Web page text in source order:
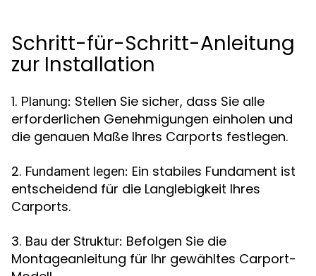
Schritt-für-Schritt-Anleitung
zur Installation
1. Planung: Stellen Sie sicher, dass Sie alle
erforderlichen Genehmigungen einholen und
die genauen Maße Ihres Carports festlegen.
2. Fundament legen: Ein stabiles Fundament ist
entscheidend für die Langlebigkeit Ihres
Carports.
3. Bau der Struktur: Befolgen Sie die
Montageanleitung für Ihr gewähltes Carport-